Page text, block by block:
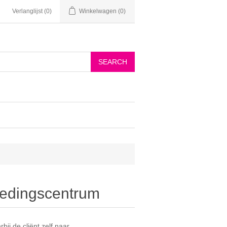
Verlanglijst (0) Winkelwagen (0)